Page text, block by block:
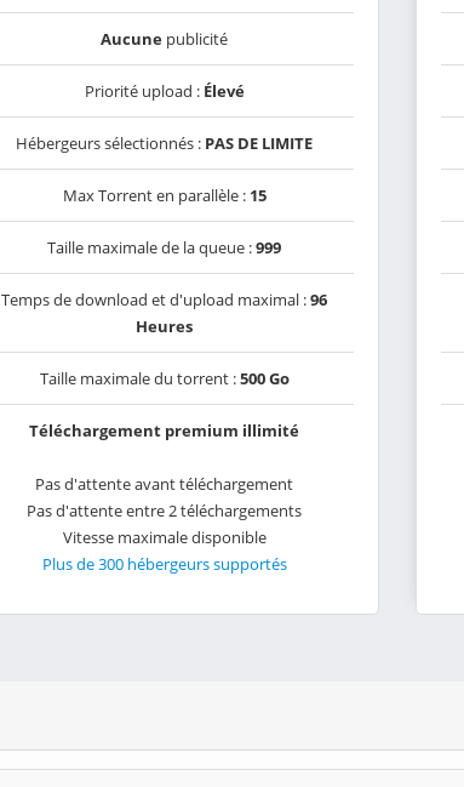
Aucune publicité
Priorité upload : Élevé
Hébergeurs sélectionnés : PAS DE LIMITE
Max Torrent en parallèle : 15
Taille maximale de la queue :999
Temps de download et d'upload maximal :96
Heures
Taille maximale du torrent :500 Go
Téléchargement premium illimité
Pas d'attente avant téléchargement
Pas d'attente entre 2 téléchargements
Vitesse maximale disponible
Plus de 300 hébergeurs supportés